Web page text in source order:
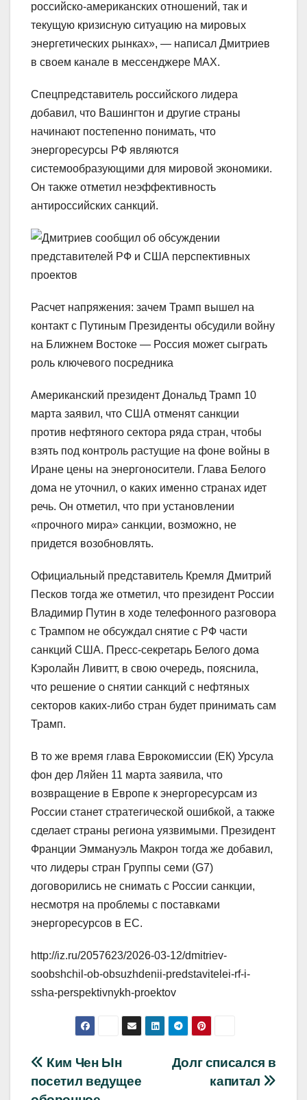
российско-американских отношений, так и
текущую кризисную ситуацию на мировых
энергетических рынках», — написал Дмитриев
в своем канале в мессенджере MAX.
Спецпредставитель российского лидера
добавил, что Вашингтон и другие страны
начинают постепенно понимать, что
энергоресурсы РФ являются
системообразующими для мировой экономики.
Он также отметил неэффективность
антироссийских санкций.
Расчет напряжения: зачем Трамп вышел на
контакт с Путиным Президенты обсудили войну
на Ближнем Востоке — Россия может сыграть
роль ключевого посредника
Американский президент Дональд Трамп 10
марта заявил, что США отменят санкции
против нефтяного сектора ряда стран, чтобы
взять под контроль растущие на фоне войны в
Иране цены на энергоносители. Глава Белого
дома не уточнил, о каких именно странах идет
речь. Он отметил, что при установлении
«прочного мира» санкции, возможно, не
придется возобновлять.
Официальный представитель Кремля Дмитрий
Песков тогда же отметил, что президент России
Владимир Путин в ходе телефонного разговора
с Трампом не обсуждал снятие с РФ части
санкций США. Пресс-секретарь Белого дома
Кэролайн Ливитт, в свою очередь, пояснила,
что решение о снятии санкций с нефтяных
секторов каких-либо стран будет принимать сам
Трамп.
В то же время глава Еврокомиссии (ЕК) Урсула
фон дер Ляйен 11 марта заявила, что
возвращение в Европе к энергоресурсам из
России станет стратегической ошибкой, а также
сделает страны региона уязвимыми. Президент
Франции Эммануэль Макрон тогда же добавил,
что лидеры стран Группы семи (G7)
договорились не снимать с России санкции,
несмотря на проблемы с поставками
энергоресурсов в ЕС.
http://iz.ru/2057623/2026-03-12/dmitriev-
soobshchil-ob-obsuzhdenii-predstavitelei-rf-i-
ssha-perspektivnykh-proektov
Навигация
Долг списался в
капитал
Ким Чен Ын
посетил ведущее